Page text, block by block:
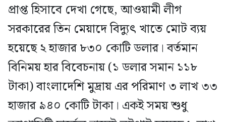
প্রাপ্ত হিসাবে দেখা গেছে, আওয়ামী লীগ
সরকারের তিন মেয়াদে বিদ্যুৎ খাতে মোট ব্যয়
হয়েছে ২ হাজার ৮৩০ কোটি ডলার। বর্তমান
বিনিময় হার বিবেচনায় (১ ডলার সমান ১১৮
টাকা) বাংলাদেশি মুদ্রায় এর পরিমাণ ৩ লাখ ৩৩
হাজার ৯৪০ কোটি টাকা। একই সময় শুধু